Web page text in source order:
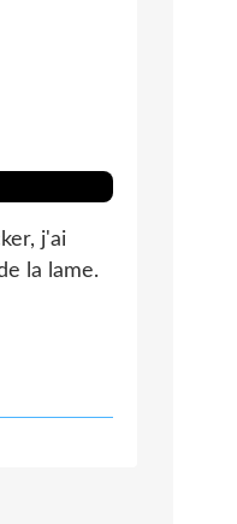
j'ai
la lame.